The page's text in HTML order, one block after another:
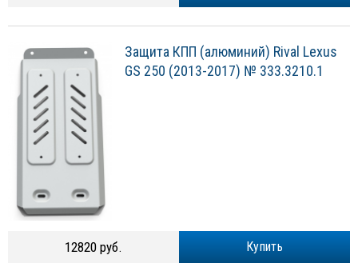
Защита КПП (алюминий) Rival Lexus
GS 250 (2013-2017) № 333.3210.1
Купить
12820 руб.